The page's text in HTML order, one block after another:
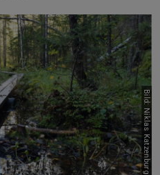
Bild: Niklas Katzenburg
Vor